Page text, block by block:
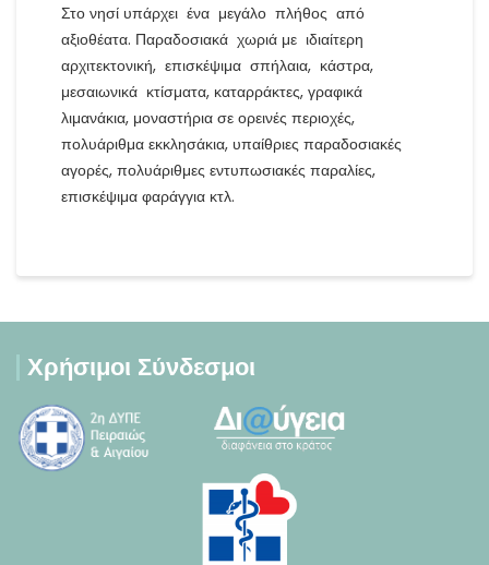
Στο νησί υπάρχει ένα μεγάλο πλήθος από
αξιοθέατα. Παραδοσιακά χωριά με ιδιαίτερη
αρχιτεκτονική, επισκέψιμα σπήλαια, κάστρα,
μεσαιωνικά κτίσματα, καταρράκτες, γραφικά
λιμανάκια, μοναστήρια σε ορεινές περιοχές,
πολυάριθμα εκκλησάκια, υπαίθριες παραδοσιακές
αγορές, πολυάριθμες εντυπωσιακές παραλίες,
επισκέψιμα φαράγγια κτλ.
Χρήσιμοι Σύνδεσμοι